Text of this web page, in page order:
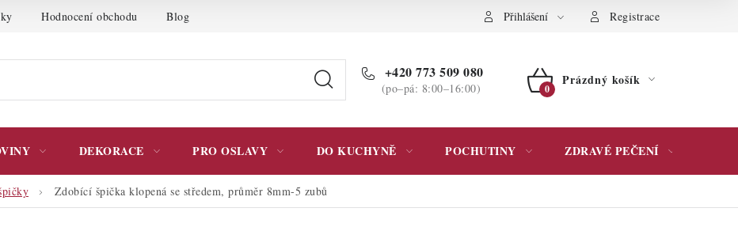
Hodnocení obchodu Blog Podmínky ochrany osobních údajů Přihlášení Registrace
+420 773 509 080
(po–pá: 8:00–16:00)
NÁKUPNÍ
Prázdný košík
DEKORACE PRO OSLAVY DO KUCHYNĚ POCHUTINY ZDRAVÉ PEČENÍ
Zdobící špička klopená se středem, průměr 8mm-5 zubů